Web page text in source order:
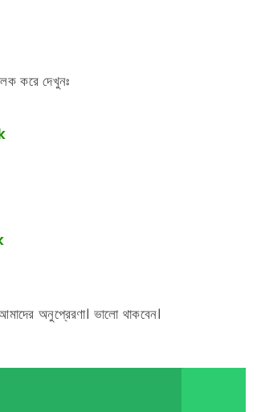
করে দেখুনঃ
অনুপ্রেরণা। ভালো থাকবেন।